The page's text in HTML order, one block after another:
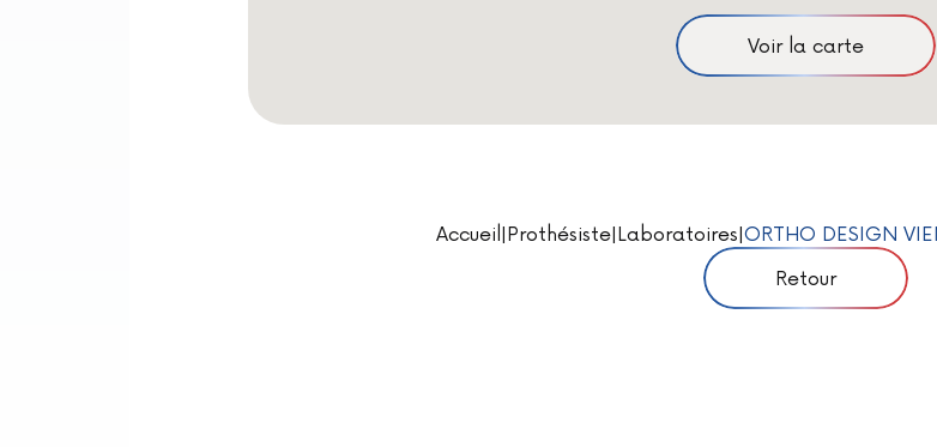
Voir la carte
Accueil Prothésiste| Laboratoires ORTHO DESIGN
Retour